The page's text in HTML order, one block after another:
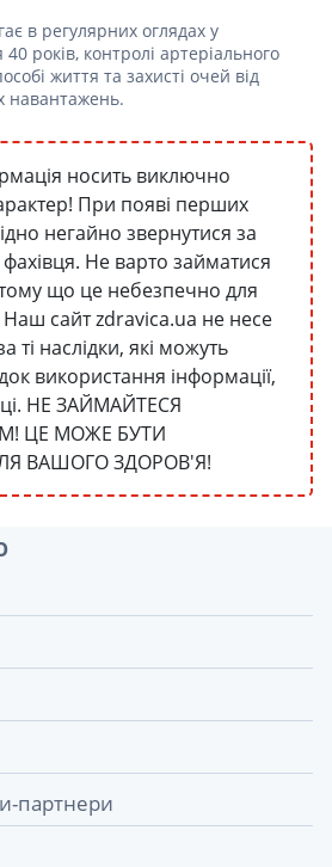
в регулярних оглядах у
років, контролі артеріального
життя та захисті очей від
навантажень.
носить виключно
При появі перших
негайно звернутися за
Не варто займатися
що це небезпечно для
сайт zdravica.ua не несе
ті наслідки, які можуть
використання інформації,
НЕ ЗАЙМАЙТЕСЯ
ЦЕ МОЖЕ БУТИ
ВАШОГО ЗДОРОВ'Я!
партнери